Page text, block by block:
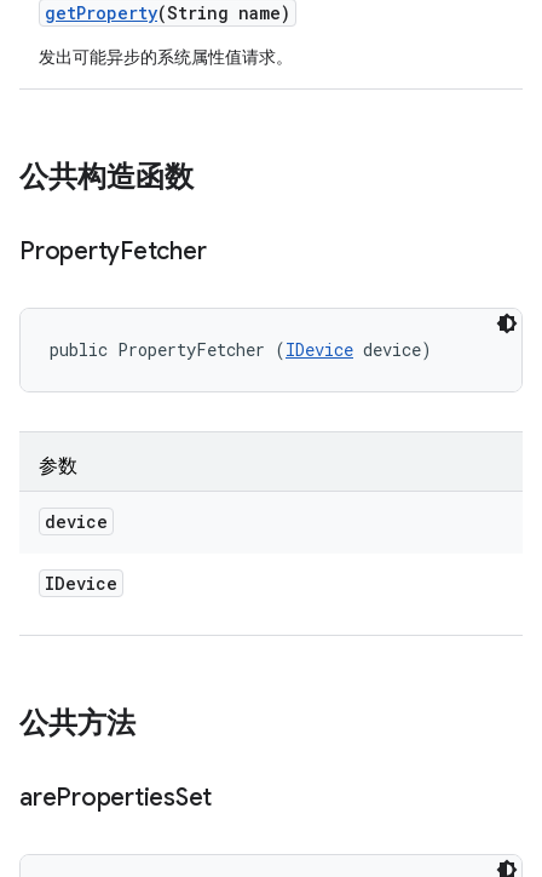
getProperty(String name)
发出可能异步的系统属性值请求。
公共构造函数
PropertyFetcher
public PropertyFetcher (IDevice device)
参数
device
IDevice
公共方法
arePropertiesSet